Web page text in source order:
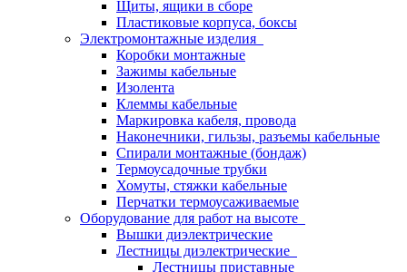
Щиты, ящики в сборе
Пластиковые корпуса, боксы
Электромонтажные изделия
Коробки монтажные
Зажимы кабельные
Изолента
Клеммы кабельные
Маркировка кабеля, провода
Наконечники, гильзы, разъемы кабельные
Спирали монтажные (бондаж)
Термоусадочные трубки
Хомуты, стяжки кабельные
Перчатки термоусаживаемые
Оборудование для работ на высоте
Вышки диэлектрические
Лестницы диэлектрические
Лестницы приставные